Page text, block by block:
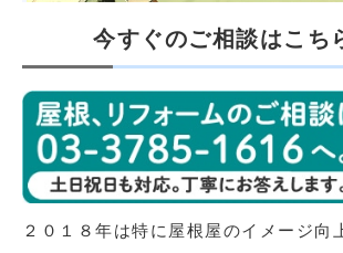
今すぐのご相談はこち
２０１８年は特に屋根屋のイメージ向